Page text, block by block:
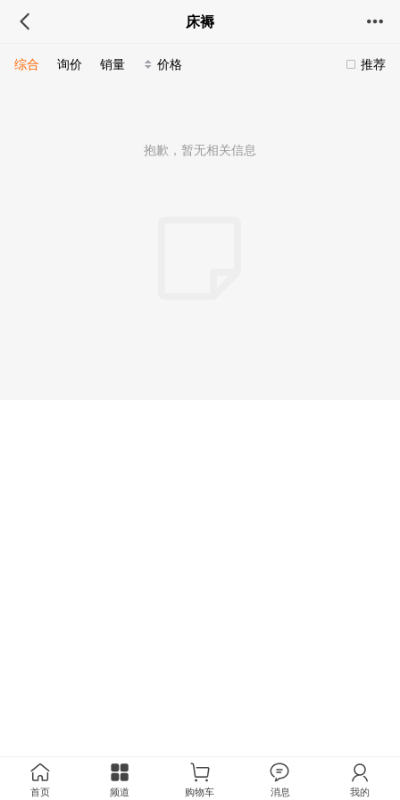
床褥
推荐
综合 询价 销量 价格
抱歉，暂无相关信息
首页 频道 购物车 消息 我的